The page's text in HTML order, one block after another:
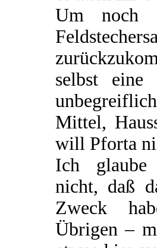
Um noch
selbst eine
Mittel,
will Pforta
Ich glaube
nicht, daß
Zweck
Übrigen –